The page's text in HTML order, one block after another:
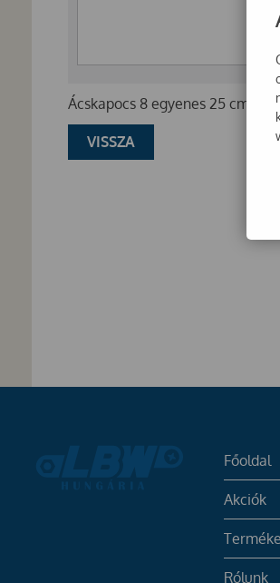
Ácskapocs 8 egyenes 25 cm
VISSZA
Főoldal
Akciók
Rólunk